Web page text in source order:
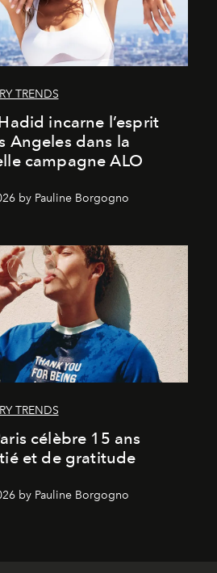
TRENDS
incarne l’esprit
Angeles dans la
campagne ALO
by Pauline Borgogno
TRENDS
célèbre 15 ans
et de gratitude
by Pauline Borgogno